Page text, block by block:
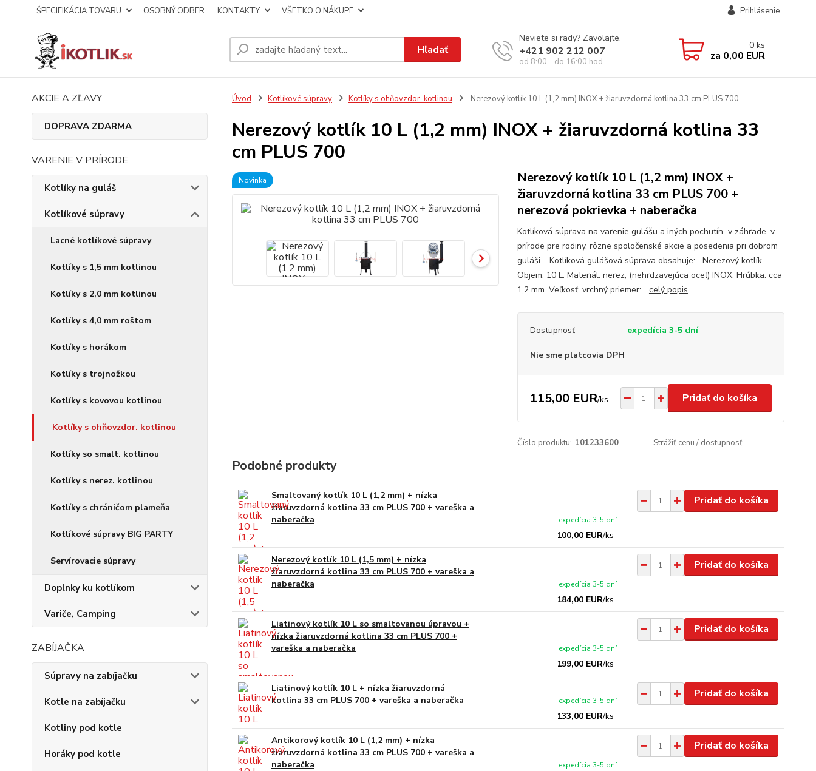
ŠPECIFIKÁCIA TOVARU OSOBNÝ ODBER KONTAKTY VŠETKO O NÁKUPE Prihlásenie
Hľadať
Neviete si rady? Zavolajte.
+421 902 212 007
od 8:00 - do 16:00 hod
0 ks
za 0,00 EUR
AKCIE A ZĽAVY
DOPRAVA ZDARMA
VARENIE V PRÍRODE
Kotlíky na guláš
Kotlíkové súpravy
Lacné kotlíkové súpravy
Kotlíky s 1,5 mm kotlinou
Kotlíky s 2,0 mm kotlinou
Kotlíky s 4,0 mm roštom
Kotlíky s horákom
Kotlíky s trojnožkou
Kotlíky s kovovou kotlinou
Kotlíky s ohňovzdor. kotlinou
Kotlíky so smalt. kotlinou
Kotlíky s nerez. kotlinou
Kotlíky s chráničom plameňa
Kotlíkové súpravy BIG PARTY
Servírovacie súpravy
Doplnky ku kotlíkom
Variče, Camping
ZABÍJAČKA
Súpravy na zabíjačku
Kotle na zabíjačku
Kotliny pod kotle
Horáky pod kotle
Úvod Kotlíkové súpravy Kotlíky s ohňovzdor. kotlinou Nerezový kotlík 10 L (1,2 mm) INOX + žiaruvzdorná kotlina 33 cm PLUS 700
Nerezový kotlík 10 L (1,2 mm) INOX + žiaruvzdorná kotlina 33
cm PLUS 700
Novinka
Nerezový kotlík 10 L (1,2 mm) INOX +
žiaruvzdorná kotlina 33 cm PLUS 700 +
nerezová pokrievka + naberačka
Kotlíková súprava na varenie gulášu a iných pochutín v záhrade, v
prírode pre rodiny, rôzne spoločenské akcie a posedenia pri dobrom
guláši. Kotlíková gulášová súprava obsahuje: Nerezový kotlík
Objem: 10 L. Materiál: nerez, (nehrdzavejúca oceľ) INOX. Hrúbka: cca
1,2 mm. Veľkosť: vrchný priemer:... celý popis
Dostupnosť expedícia 3-5 dní
Nie sme platcovia DPH
115,00 EUR/ks Pridať do košíka
Číslo produktu: 101233600 Strážiť cenu / dostupnosť
Podobné produkty
Smaltovaný kotlík 10 L (1,2 mm) + nízka
žiaruvzdorná kotlina 33 cm PLUS 700 + vareška a
naberačka
100,00 EUR/ks
expedícia 3-5 dní
Pridať do košíka
Nerezový kotlík 10 L (1,5 mm) + nízka
žiaruvzdorná kotlina 33 cm PLUS 700 + vareška a
naberačka
184,00 EUR/ks
expedícia 3-5 dní
Pridať do košíka
Liatinový kotlík 10 L so smaltovanou úpravou +
nízka žiaruvzdorná kotlina 33 cm PLUS 700 +
vareška a naberačka
199,00 EUR/ks
expedícia 3-5 dní
Pridať do košíka
Liatinový kotlík 10 L + nízka žiaruvzdorná
kotlina 33 cm PLUS 700 + vareška a naberačka
133,00 EUR/ks
expedícia 3-5 dní
Pridať do košíka
Antikorový kotlík 10 L (1,2 mm) + nízka
žiaruvzdorná kotlina 33 cm PLUS 700 + vareška a
naberačka
expedícia 3-5 dní
Pridať do košíka